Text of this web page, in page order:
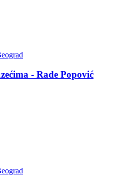
- Rade Popović